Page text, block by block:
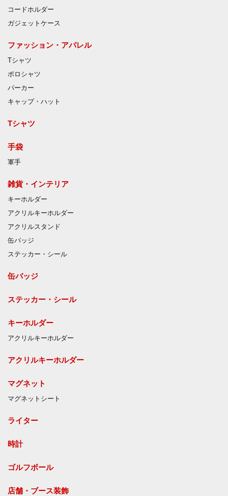
コードホルダー
ガジェットケース
ファッション・アパレル
Tシャツ
ポロシャツ
パーカー
キャップ・ハット
Tシャツ
手袋
軍手
雑貨・インテリア
キーホルダー
アクリルキーホルダー
アクリルスタンド
缶バッジ
ステッカー・シール
缶バッジ
ステッカー・シール
キーホルダー
アクリルキーホルダー
アクリルキーホルダー
マグネット
マグネットシート
ライター
時計
ゴルフボール
店舗・ブース装飾